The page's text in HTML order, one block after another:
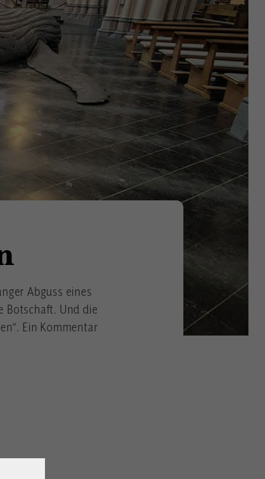
Abguss eines
Botschaft. Und die
Ein Kommentar